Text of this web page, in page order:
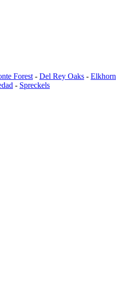
Forest - Del Rey Oaks - Elkhorn
- Spreckels